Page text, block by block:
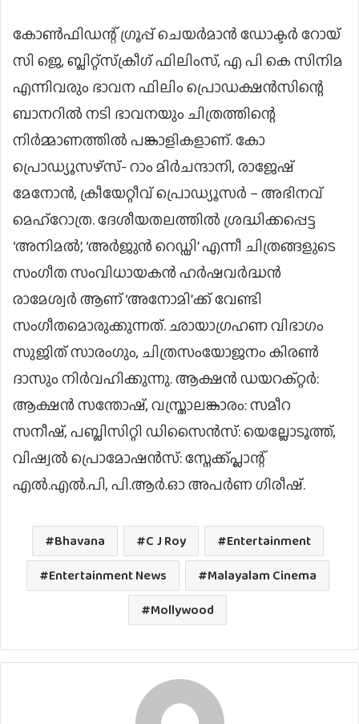
കോൺഫിഡന്റ് ഗ്രൂപ്പ് ചെയർമാൻ ഡോക്ടർ റോയ്
സി ജെ, ബ്ലിറ്റ്‌സ്‌ക്രീഗ് ഫിലിംസ്, എ പി കെ സിനിമ
എന്നിവരും ഭാവന ഫിലിം പ്രൊഡക്ഷൻസിന്റെ
ബാനറിൽ നടി ഭാവനയും ചിത്രത്തിന്റെ
നിർമ്മാണത്തിൽ പങ്കാളികളാണ്. കോ
പ്രൊഡ്യൂസഴ്‌സ്- റാം മിർചന്ദാനി, രാജേഷ്
മേനോൻ, ക്രീയേറ്റീവ് പ്രൊഡ്യൂസർ – അഭിനവ്
മെഹ്റോത്ര. ദേശീയതലത്തിൽ ശ്രദ്ധിക്കപ്പെട്ട
‘അനിമൽ’, ‘അർജുൻ റെഡ്ഡി’ എന്നീ ചിത്രങ്ങളുടെ
സംഗീത സംവിധായകൻ ഹർഷവർദ്ധൻ
രാമേശ്വർ ആണ് ‘അനോമി’ക്ക് വേണ്ടി
സംഗീതമൊരുക്കുന്നത്. ഛായാഗ്രഹണ വിഭാഗം
സുജിത് സാരംഗും, ചിത്രസംയോജനം കിരൺ
ദാസും നിർവഹിക്കുന്നു. ആക്ഷൻ ഡയറക്റ്റർ:
ആക്ഷൻ സന്തോഷ്, വസ്ത്രാലങ്കാരം: സമീറ
സനീഷ്, പബ്ലിസിറ്റി ഡിസൈൻസ്: യെല്ലോടൂത്ത്,
വിഷ്വൽ പ്രൊമോഷൻസ്: സ്നേക്ക്പ്ലാന്റ്
എൽ.എൽ.പി, പി.ആർ.ഓ അപർണ ഗിരീഷ്.
Bhavana C J Roy
Entertainment
Entertainment News
Malayalam Cinema
Mollywood